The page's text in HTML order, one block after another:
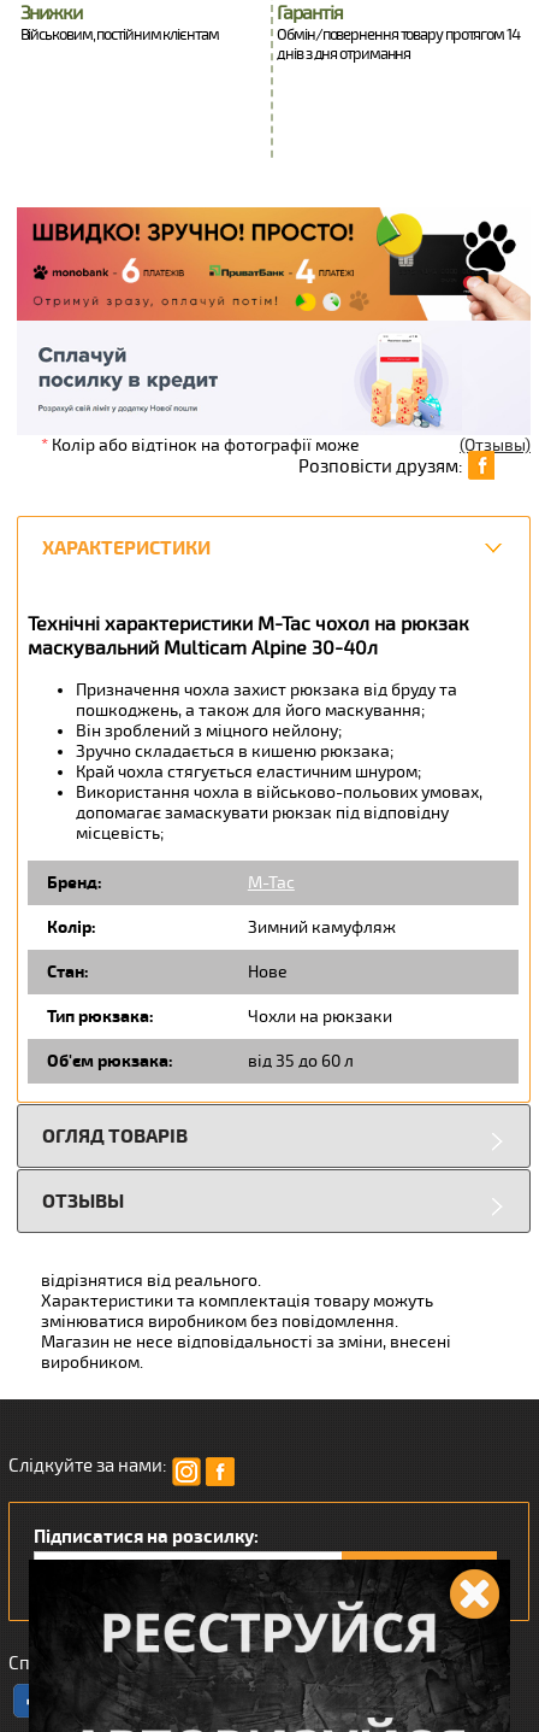
Знижки
Військовим, постійним клієнтам
Гарантія
Обмін/повернення товару протягом 14
днів з дня отримання
(Отзывы)
Розповісти друзям:
ХАРАКТЕРИСТИКИ
Технічні характеристики M-Tac чохол на рюкзак
маскувальний Multicam Alpine 30-40л
Призначення чохла захист рюкзака від бруду та
пошкоджень, а також для його маскування;
Він зроблений з міцного нейлону;
Зручно складається в кишеню рюкзака;
Край чохла стягується еластичним шнуром;
Використання чохла в військово-польових умовах,
допомагає замаскувати рюкзак під відповідну
місцевість;
Бренд: M-Tac
Колір: Зимний камуфляж
Стан: Нове
Тип рюкзака: Чохли на рюкзаки
Об'єм рюкзака: від 35 до 60 л
ОГЛЯД ТОВАРІВ
ОТЗЫВЫ
*Колір або відтінок на фотографії може
відрізнятися від реального.
Характеристики та комплектація товару можуть
змінюватися виробником без повідомлення.
Магазин не несе відповідальності за зміни, внесені
виробником.
Слідкуйте за нами:
Підписатися на розсилку:
Сподобався наш інтернет магазин?